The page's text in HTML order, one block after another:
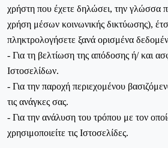
χρήστη που έχετε δηλώσει, την γλώσσα
χρήση μέσων κοινωνικής δικτύωσης),
πληκτρολογήσετε ξανά ορισμένα
- Για τη βελτίωση της απόδοσης ή/ και
Ιστοσελίδων.
- Για την παροχή περιεχομένου
τις ανάγκες σας.
- Για την ανάλυση του τρόπου με τον
χρησιμοποιείτε τις Ιστοσελίδες.